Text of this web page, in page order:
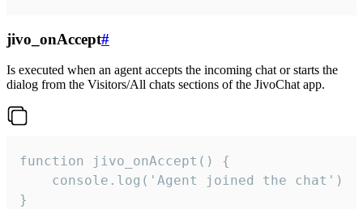
jivo_onAccept#
Is executed when an agent accepts the incoming chat or starts the
dialog from the Visitors/All chats sections of the JivoChat app.
function jivo_onAccept() {
}